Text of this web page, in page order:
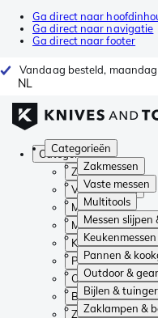
Ga direct naar
Ga direct naar navigatie
Ga direct naar footer
Vandaag besteld,
NL
Categorieën
Zakmessen
Vaste messen
Multitools
Messen slijpen
Pannen &
Outdoor & gear
Bijlen &
Zaklampen &
Categorieën
Zakmessen
Vaste messen
Multitools
Messen slijpen &
Keukenmessen &
Pannen &
Outdoor & gear
Bijlen &
Zaklampen &